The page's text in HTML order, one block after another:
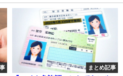
まとめ記事